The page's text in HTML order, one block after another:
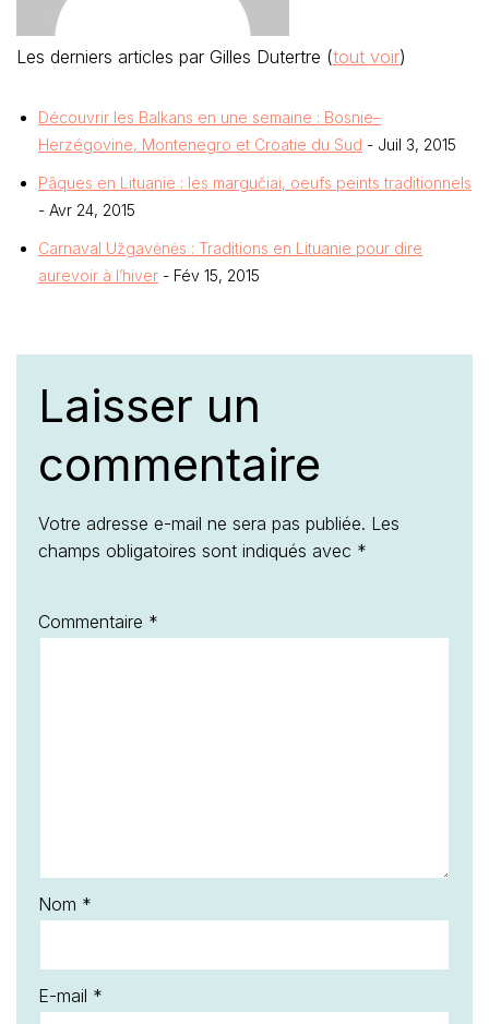
Les derniers articles par Gilles Dutertre (tout voir)
Découvrir les Balkans en une semaine : Bosnie–
Herzégovine, Montenegro et Croatie du Sud - Juil 3, 2015
Pâques en Lituanie : les margučiai, oeufs peints traditionnels
- Avr 24, 2015
Carnaval Užgavėnės : Traditions en Lituanie pour dire
aurevoir à l’hiver - Fév 15, 2015
Laisser un
commentaire
Votre adresse e-mail ne sera pas publiée. Les
champs obligatoires sont indiqués avec *
Commentaire *
Nom *
E-mail *